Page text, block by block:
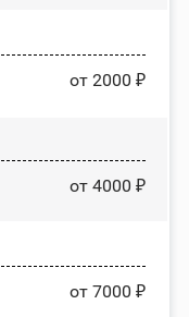
от 2000 ₽
от 4000 ₽
от 7000 ₽